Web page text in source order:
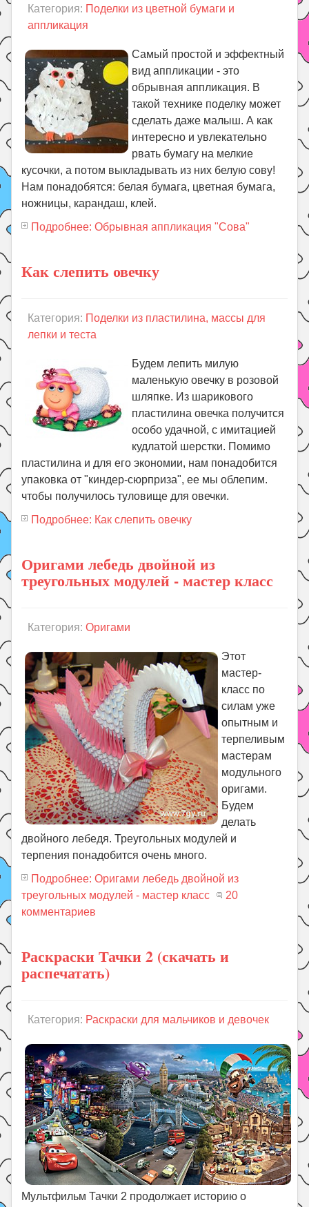
Категория: Поделки из цветной бумаги и
аппликация
Самый простой и эффектный
вид аппликации - это
обрывная аппликация. В
такой технике поделку может
сделать даже малыш. А как
интересно и увлекательно
рвать бумагу на мелкие
кусочки, а потом выкладывать из них белую сову!
Нам понадобятся: белая бумага, цветная бумага,
ножницы, карандаш, клей.
Подробнее: Обрывная аппликация "Сова"
Как слепить овечку
Категория: Поделки из пластилина, массы для
лепки и теста
Будем лепить милую
маленькую овечку в розовой
шляпке. Из шарикового
пластилина овечка получится
особо удачной, с имитацией
кудлатой шерстки. Помимо
пластилина и для его экономии, нам понадобится
упаковка от "киндер-сюрприза", ее мы облепим.
чтобы получилось туловище для овечки.
Подробнее: Как слепить овечку
Оригами лебедь двойной из
треугольных модулей - мастер класс
Категория:Оригами
Этот
мастер-
класс по
силам уже
опытным и
терпеливым
мастерам
модульного
оригами.
Будем
делать
двойного лебедя. Треугольных модулей и
терпения понадобится очень много.
Подробнее: Оригами лебедь двойной из
треугольных модулей - мастер класс
20
комментариев
Раскраски Тачки 2 (скачать и
распечатать)
Категория: Раскраски для мальчиков и девочек
Мультфильм Тачки 2 продолжает историю о